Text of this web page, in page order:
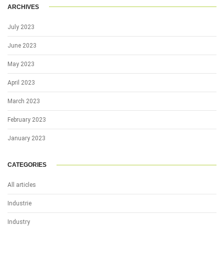
ARCHIVES
July 2023
June 2023
May 2023
April 2023
March 2023
February 2023
January 2023
CATEGORIES
All articles
Industrie
Industry